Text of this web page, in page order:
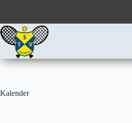
springen
Kalender